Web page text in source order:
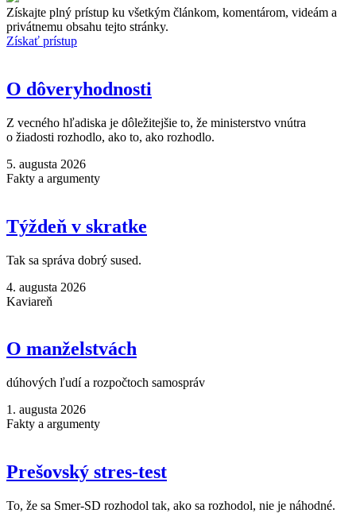
Získajte plný prístup ku všetkým článkom, komentárom, videám a
privátnemu obsahu tejto stránky.
Získať prístup
O dôveryhodnosti
Z vecného hľadiska je dôležitejšie to, že ministerstvo vnútra
o žiadosti rozhodlo, ako to, ako rozhodlo.
5. augusta 2026
Fakty a argumenty
Týždeň v skratke
Tak sa správa dobrý sused.
4. augusta 2026
Kaviareň
O manželstvách
dúhových ľudí a rozpočtoch samospráv
1. augusta 2026
Fakty a argumenty
Prešovský stres-test
To, že sa Smer-SD rozhodol tak, ako sa rozhodol, nie je náhodné.